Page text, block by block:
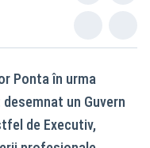
Ponta în urma
un Guvern
de Executiv,